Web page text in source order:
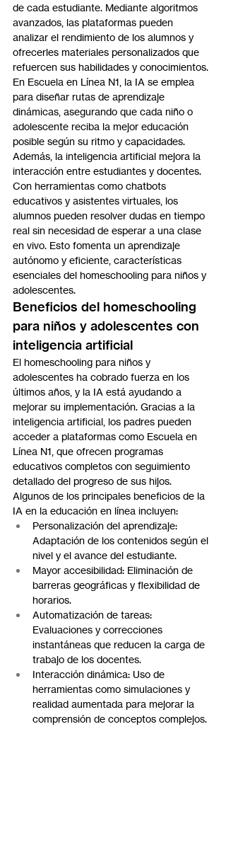
de cada estudiante. Mediante algoritmos
avanzados, las plataformas pueden
analizar el rendimiento de los alumnos y
ofrecerles materiales personalizados que
refuercen sus habilidades y conocimientos.
En Escuela en Línea N1, la IA se emplea
para diseñar rutas de aprendizaje
dinámicas, asegurando que cada niño o
adolescente reciba la mejor educación
posible según su ritmo y capacidades.
Además, la inteligencia artificial mejora la
interacción entre estudiantes y docentes.
Con herramientas como chatbots
educativos y asistentes virtuales, los
alumnos pueden resolver dudas en tiempo
real sin necesidad de esperar a una clase
en vivo. Esto fomenta un aprendizaje
autónomo y eficiente, características
esenciales del homeschooling para niños y
adolescentes.
Beneficios del homeschooling
para niños y adolescentes con
inteligencia artificial
El homeschooling para niños y
adolescentes ha cobrado fuerza en los
últimos años, y la IA está ayudando a
mejorar su implementación. Gracias a la
inteligencia artificial, los padres pueden
acceder a plataformas como Escuela en
Línea N1, que ofrecen programas
educativos completos con seguimiento
detallado del progreso de sus hijos.
Algunos de los principales beneficios de la
IA en la educación en línea incluyen:
Personalización del aprendizaje:
Adaptación de los contenidos según el
nivel y el avance del estudiante.
Mayor accesibilidad: Eliminación de
barreras geográficas y flexibilidad de
horarios.
Automatización de tareas:
Evaluaciones y correcciones
instantáneas que reducen la carga de
trabajo de los docentes.
Interacción dinámica: Uso de
herramientas como simulaciones y
realidad aumentada para mejorar la
comprensión de conceptos complejos.